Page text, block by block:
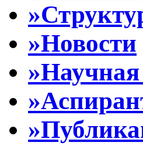
»Новости
»Научная